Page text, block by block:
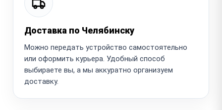
Доставка по Челябинску
Можно передать устройство самостоятельно
или оформить курьера. Удобный способ
выбираете вы, а мы аккуратно организуем
доставку.